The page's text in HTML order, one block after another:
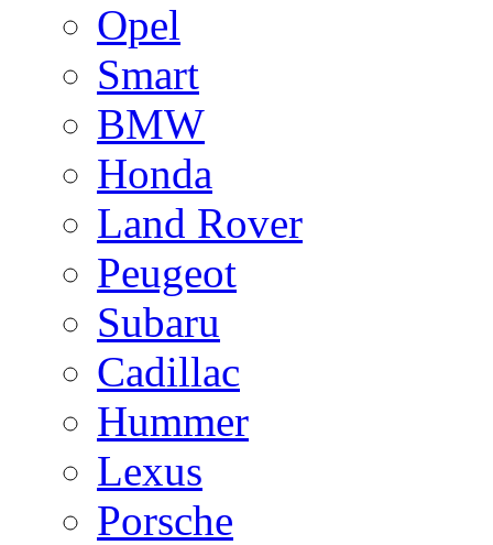
Opel
Smart
BMW
Honda
Land Rover
Peugeot
Subaru
Cadillac
Hummer
Lexus
Porsche